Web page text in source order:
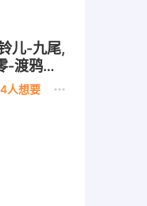
儿-九尾,
-渡鸦公
,爱丽
人想要